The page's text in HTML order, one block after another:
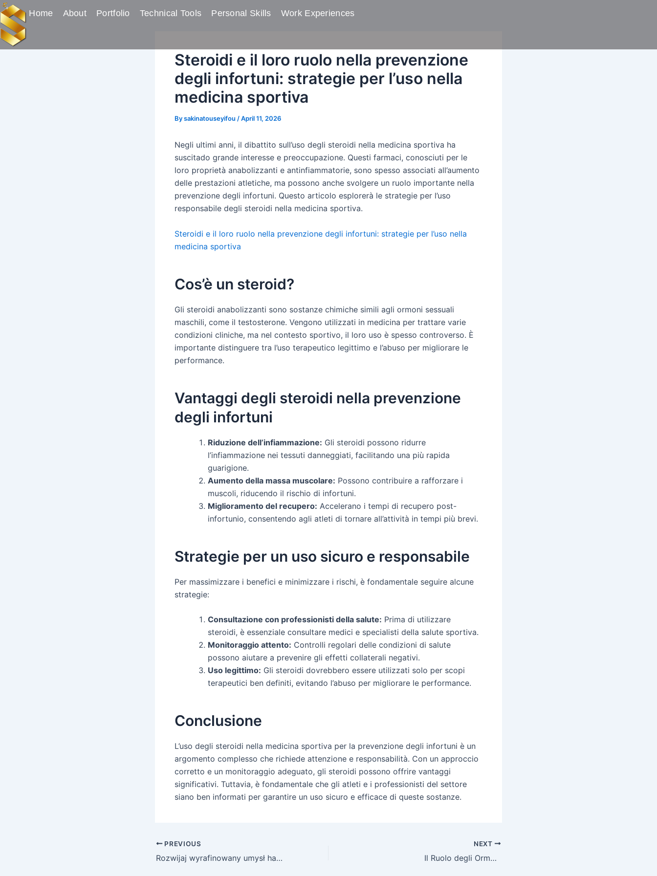
Skip
to
content
Home About Portfolio Technical Tools Personal Skills​ Work Experiences
Steroidi e il loro ruolo nella prevenzione
degli infortuni: strategie per l’uso nella
medicina sportiva
Bysakinatouseyifou /April 11, 2026
Negli ultimi anni, il dibattito sull’uso degli steroidi nella medicina sportiva ha
suscitado grande interesse e preoccupazione. Questi farmaci, conosciuti per le
loro proprietà anabolizzanti e antinfiammatorie, sono spesso associati all’aumento
delle prestazioni atletiche, ma possono anche svolgere un ruolo importante nella
prevenzione degli infortuni. Questo articolo esplorerà le strategie per l’uso
responsabile degli steroidi nella medicina sportiva.
Steroidi e il loro ruolo nella prevenzione degli infortuni: strategie per l’uso nella
medicina sportiva
Cos’è un steroid?
Gli steroidi anabolizzanti sono sostanze chimiche simili agli ormoni sessuali
maschili, come il testosterone. Vengono utilizzati in medicina per trattare varie
condizioni cliniche, ma nel contesto sportivo, il loro uso è spesso controverso. È
importante distinguere tra l’uso terapeutico legittimo e l’abuso per migliorare le
performance.
Vantaggi degli steroidi nella prevenzione
degli infortuni
Riduzione dell’infiammazione: Gli steroidi possono ridurre
l’infiammazione nei tessuti danneggiati, facilitando una più rapida
guarigione.
Aumento della massa muscolare: Possono contribuire a rafforzare i
muscoli, riducendo il rischio di infortuni.
Miglioramento del recupero: Accelerano i tempi di recupero post-
infortunio, consentendo agli atleti di tornare all’attività in tempi più brevi.
Strategie per un uso sicuro e responsabile
Per massimizzare i benefici e minimizzare i rischi, è fondamentale seguire alcune
strategie:
Consultazione con professionisti della salute: Prima di utilizzare
steroidi, è essenziale consultare medici e specialisti della salute sportiva.
Monitoraggio attento: Controlli regolari delle condizioni di salute
possono aiutare a prevenire gli effetti collaterali negativi.
Uso legittimo: Gli steroidi dovrebbero essere utilizzati solo per scopi
terapeutici ben definiti, evitando l’abuso per migliorare le performance.
Conclusione
L’uso degli steroidi nella medicina sportiva per la prevenzione degli infortuni è un
argomento complesso che richiede attenzione e responsabilità. Con un approccio
corretto e un monitoraggio adeguato, gli steroidi possono offrire vantaggi
significativi. Tuttavia, è fondamentale che gli atleti e i professionisti del settore
siano ben informati per garantire un uso sicuro e efficace di queste sostanze.
navigation
PREVIOUS
Rozwijaj wyrafinowany umysł hazardzisty dla wyjątkowego sukcesu w kasynie
NEXT
Il Ruolo degli Ormoni Tiroidei nel Bodybuilding